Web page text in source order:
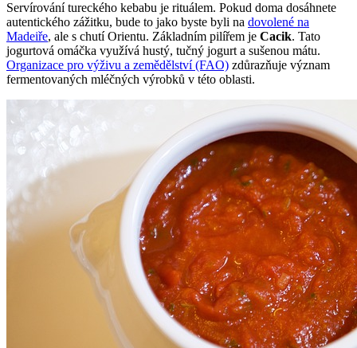
Servírování tureckého kebabu je rituálem. Pokud doma dosáhnete
autentického zážitku, bude to jako byste byli na dovolené na
Madeiře, ale s chutí Orientu. Základním pilířem je Cacik. Tato
jogurtová omáčka využívá hustý, tučný jogurt a sušenou mátu.
Organizace pro výživu a zemědělství (FAO) zdůrazňuje význam
fermentovaných mléčných výrobků v této oblasti.